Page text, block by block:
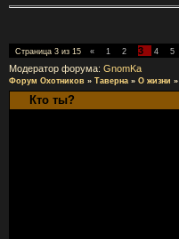
Страница 3 из 15 « 1 2 3 4 5
Модератор форума: GnomKa
Форум Охотников » Таверна » О жизни »
Кто ты?